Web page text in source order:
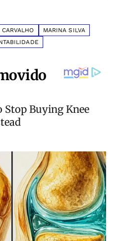
CARVALHO
MARINA SILVA